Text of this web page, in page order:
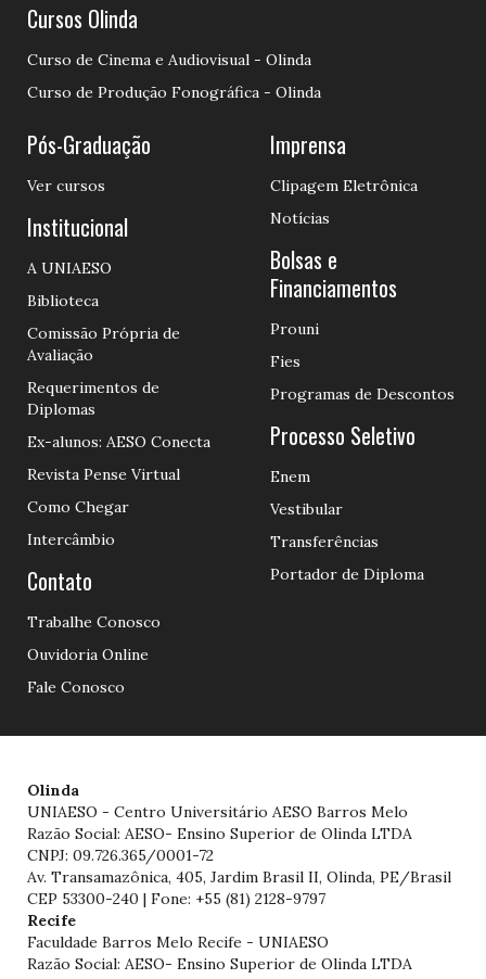
Cursos Olinda
Curso de Cinema e Audiovisual - Olinda
Curso de Produção Fonográfica - Olinda
Pós-Graduação
Ver cursos
Institucional
A UNIAESO
Biblioteca
Comissão Própria de
Avaliação
Requerimentos de
Diplomas
Ex-alunos: AESO Conecta
Revista Pense Virtual
Como Chegar
Intercâmbio
Contato
Trabalhe Conosco
Ouvidoria Online
Fale Conosco
Imprensa
Clipagem Eletrônica
Notícias
Bolsas e
Financiamentos
Prouni
Fies
Programas de Descontos
Processo Seletivo
Enem
Vestibular
Transferências
Portador de Diploma
Olinda
UNIAESO - Centro Universitário AESO Barros Melo
Razão Social: AESO- Ensino Superior de Olinda LTDA
CNPJ: 09.726.365/0001-72
Av. Transamazônica, 405, Jardim Brasil II, Olinda, PE/Brasil
CEP 53300-240 | Fone: +55 (81) 2128-9797
Recife
Faculdade Barros Melo Recife - UNIAESO
Razão Social: AESO- Ensino Superior de Olinda LTDA